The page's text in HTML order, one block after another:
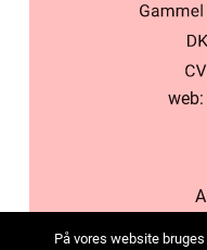
web:
På vores website